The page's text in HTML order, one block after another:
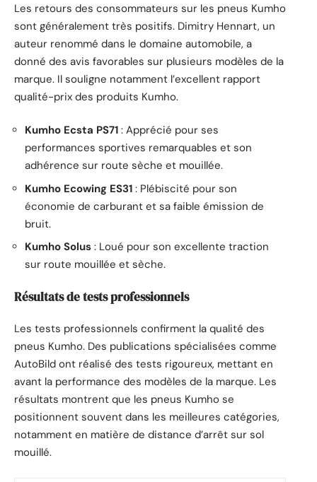
Les retours des consommateurs sur les pneus Kumho
sont généralement très positifs. Dimitry Hennart, un
auteur renommé dans le domaine automobile, a
donné des avis favorables sur plusieurs modèles de la
marque. Il souligne notamment l’excellent rapport
qualité-prix des produits Kumho.
Kumho Ecsta PS71 : Apprécié pour ses
performances sportives remarquables et son
adhérence sur route sèche et mouillée.
Kumho Ecowing ES31 : Plébiscité pour son
économie de carburant et sa faible émission de
bruit.
Kumho Solus : Loué pour son excellente traction
sur route mouillée et sèche.
Résultats de tests professionnels
Les tests professionnels confirment la qualité des
pneus Kumho. Des publications spécialisées comme
AutoBild ont réalisé des tests rigoureux, mettant en
avant la performance des modèles de la marque. Les
résultats montrent que les pneus Kumho se
positionnent souvent dans les meilleures catégories,
notamment en matière de distance d’arrêt sur sol
mouillé.